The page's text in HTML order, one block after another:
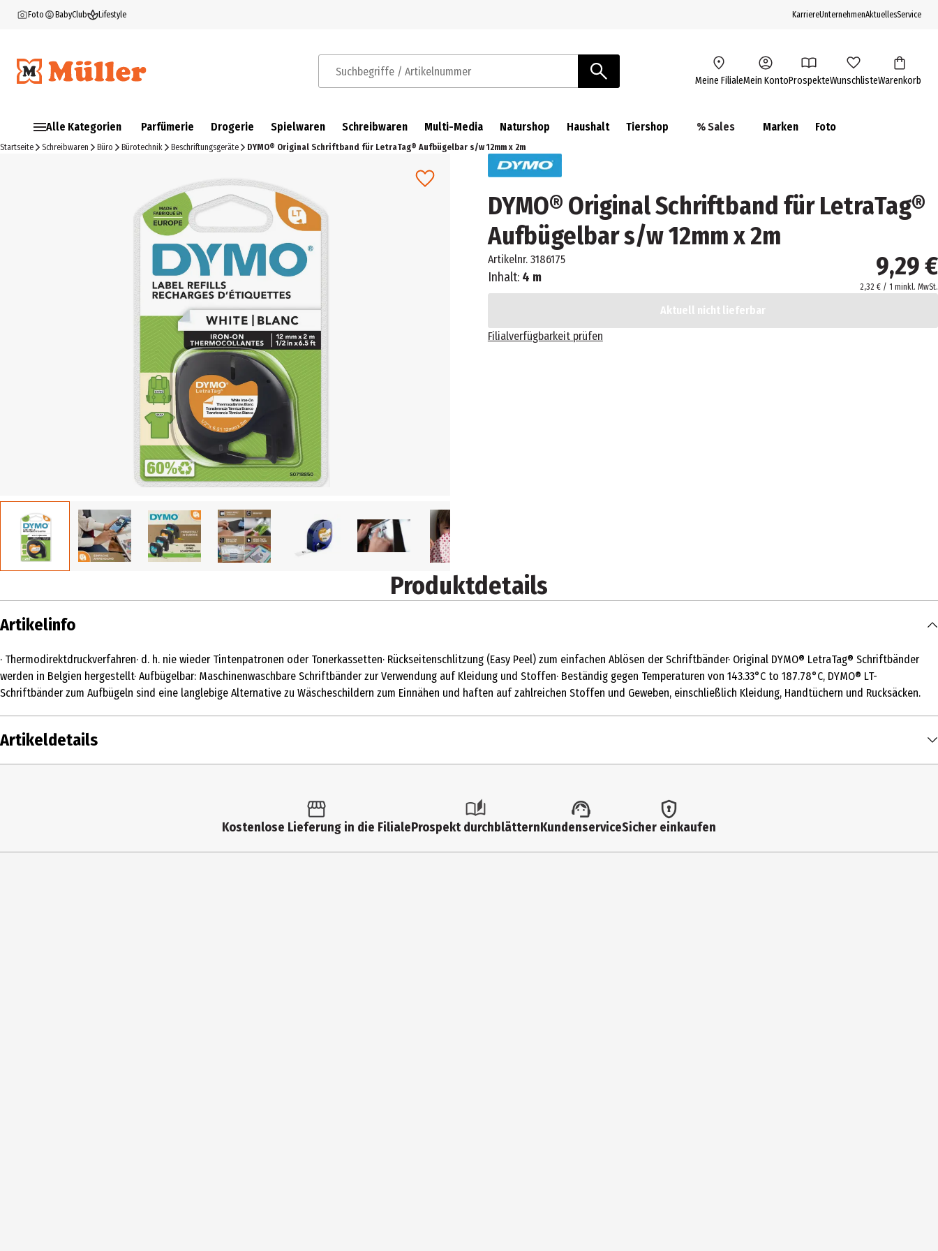
Foto BabyClub Lifestyle KarriereUnternehmenAktuellesService
Suchbegriffe / Artikelnummer Meine FilialeMein KontoProspekteWunschlisteWarenkorb
Alle Kategorien Parfümerie Drogerie Spielwaren Schreibwaren Multi-Media Naturshop Haushalt Tiershop % Sales Marken Foto
Startseite Schreibwaren Büro Bürotechnik Beschriftungsgeräte DYMO® Original Schriftband für LetraTag® Aufbügelbar s/w 12mm x 2m
DYMO® Original Schriftband für LetraTag®
Aufbügelbar s/w 12mm x 2m
Artikelnr. 3186175
Inhalt: 4 m 9,29 €
2,32 € / 1 minkl. MwSt.
Aktuell nicht lieferbar
Filialverfügbarkeit prüfen
Produktdetails
Artikelinfo
· Thermodirektdruckverfahren· d. h. nie wieder Tintenpatronen oder Tonerkassetten· Rückseitenschlitzung (Easy Peel) zum einfachen Ablösen der Schriftbänder· Original DYMO® LetraTag® Schriftbänder
werden in Belgien hergestellt· Aufbügelbar: Maschinenwaschbare Schriftbänder zur Verwendung auf Kleidung und Stoffen· Beständig gegen Temperaturen von 143.33°C to 187.78°C, DYMO® LT-
Schriftbänder zum Aufbügeln sind eine langlebige Alternative zu Wäscheschildern zum Einnähen und haften auf zahlreichen Stoffen und Geweben, einschließlich Kleidung, Handtüchern und Rucksäcken.
Artikeldetails
Beschriftungsgeräte & Zubehör
NWL Germany Office Products GmbH
Kostenlose Lieferung in die FilialeProspekt durchblätternKundenserviceSicher einkaufen